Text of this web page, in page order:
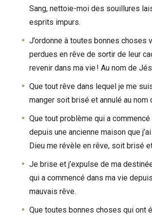
Sang, nettoie-moi des souillures
esprits impurs.
J’ordonne à toutes bonnes choses
perdues en rêve de sortir de leur
revenir dans ma vie ! Au nom de
Que tout rêve dans lequel je me
manger soit brisé et annulé au nom
Que tout problème qui a commencé
depuis une ancienne maison que
Dieu me révèle en rêve, soit brisé
Je brise et j’expulse de ma
qui a commencé dans ma vie
mauvais rêve.
Que toutes bonnes choses qui ont